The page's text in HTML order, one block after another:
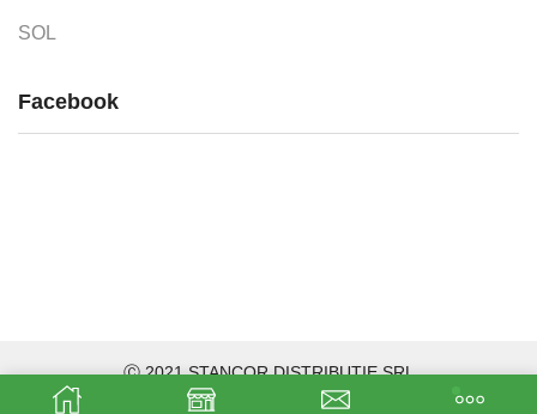
SOL
Facebook
Ⓒ 2021 STANCOR DISTRIBUTIE SRL